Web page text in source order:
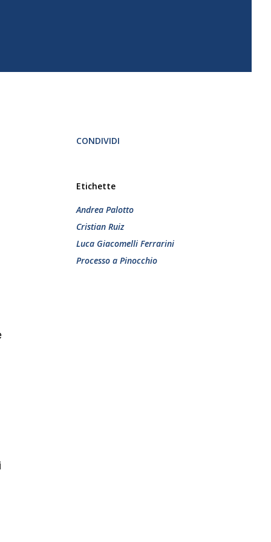
CONDIVIDI
Etichette
Andrea Palotto
Cristian Ruiz
Luca Giacomelli Ferrarini
Processo a Pinocchio